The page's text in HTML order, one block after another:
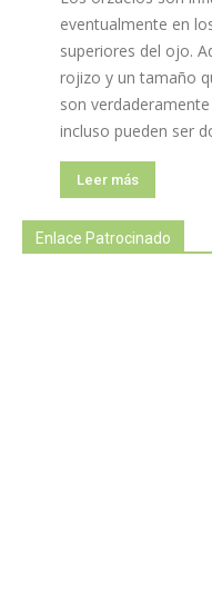
eventualmente en
superiores del ojo.
rojizo y un tamaño
son
incluso pueden ser
Leer más
Enlace Patrocinado